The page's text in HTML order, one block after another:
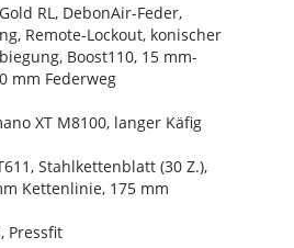
RL, DebonAir-Feder,
Remote-Lockout, konischer
Boost110, 15 mm-
mm Federweg
XT M8100, langer Käfig
Stahlkettenblatt (30 Z.),
Kettenlinie, 175 mm
Pressfit